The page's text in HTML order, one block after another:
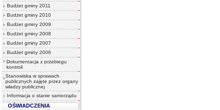
Budżet gminy 2011
Budżet gminy 2010
Budżet gminy 2009
Budżet gminy 2008
Budżet gminy 2007
Budżet gminy 2006
Dokumentacja z przebiegu
kontroli
Stanowiska w sprawach
publicznych zajęte przez organy
władzy publicznej
Informacja o stanie samorządu
OŚWIADCZENIA